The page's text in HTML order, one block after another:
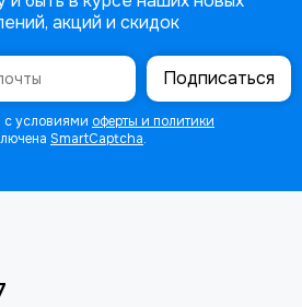
акций и скидок
Подписаться
с условиями оферты и политики
SmartCaptcha.